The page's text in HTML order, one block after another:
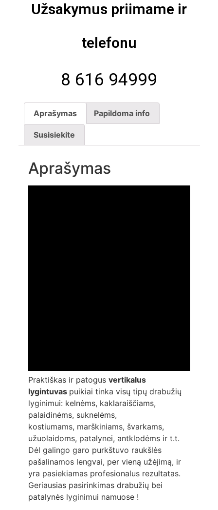
Užsakymus priimame ir
telefonu
8 616 94999
Aprašymas Papildoma info
Susisiekite
Aprašymas
Praktiškas ir patogus vertikalus
lygintuvas puikiai tinka visų tipų drabužių
lyginimui: kelnėms, kaklaraiščiams,
palaidinėms, suknelėms,
kostiumams, marškiniams, švarkams,
užuolaidoms, patalynei, antklodėms ir t.t.
Dėl galingo garo purkštuvo raukšlės
pašalinamos lengvai, per vieną užėjimą, ir
yra pasiekiamas profesionalus rezultatas.
Geriausias pasirinkimas drabužių bei
patalynės lyginimui namuose !